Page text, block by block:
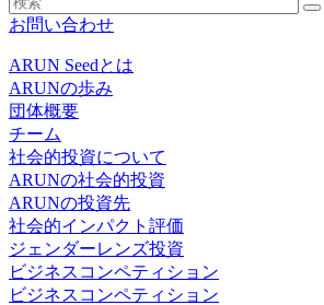
お問い合わせ
ARUN Seedとは
ARUNの歩み
団体概要
チーム
社会的投資について
ARUNの社会的投資
ARUNの投資先
社会的インパクト評価
ジェンダーレンズ投資
ビジネスコンペティション
ビジネスコンペティション